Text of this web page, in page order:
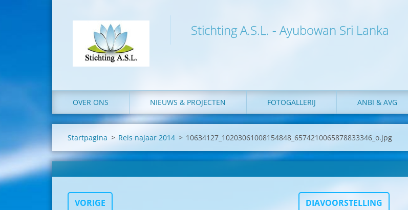
Stichting A.S.L. - Ayubowan Sri Lanka
OVER ONS NIEUWS & PROJECTEN FOTOGALLERIJ ANBI & AVG
Startpagina > Reis najaar 2014 > 10634127_10203061008154848_6574210065878833346_o.jpg
VORIGE DIAVOORSTELLING